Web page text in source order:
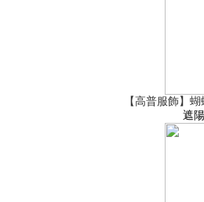
【高普服飾】
遮